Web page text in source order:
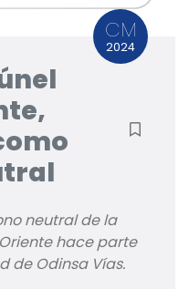
CM
2024
neutral de la
hace parte
de Odinsa Vías.